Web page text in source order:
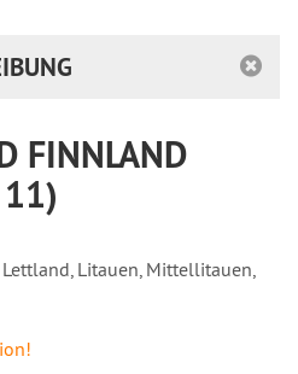
FINNLAND
Litauen, Mittellitauen,